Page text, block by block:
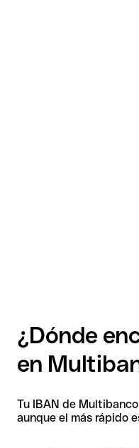
¿Dónde
en
Tu IBAN de
aunque el más rápido